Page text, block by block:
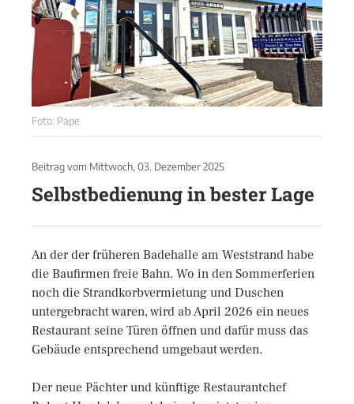
Foto: Pape
Beitrag vom Mittwoch, 03. Dezember 2025
Selbstbedienung in bester Lage
An der der früheren Badehalle am Weststrand habe
die Baufirmen freie Bahn. Wo in den Sommerferien
noch die Strandkorbvermietung und Duschen
untergebracht waren, wird ab April 2026 ein neues
Restaurant seine Türen öffnen und dafür muss das
Gebäude entsprechend umgebaut werden.
Der neue Pächter und künftige Restaurantchef